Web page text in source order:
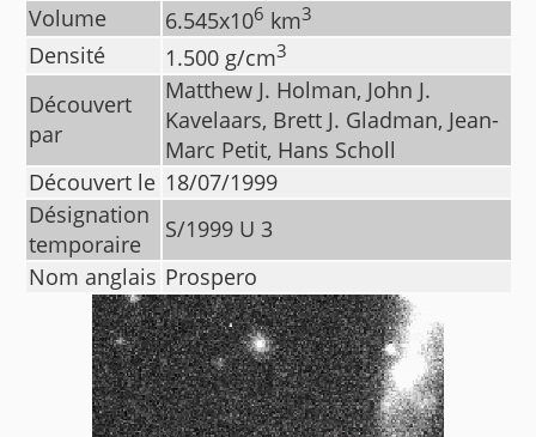
Volume
6.545x106 km3
Densité 1.500 g/cm3
Découvert
par
Matthew J. Holman, John J.
Kavelaars, Brett J. Gladman, Jean-
Marc Petit, Hans Scholl
Découvert le 18/07/1999
Désignation
temporaire
S/1999 U 3
Nom anglais Prospero